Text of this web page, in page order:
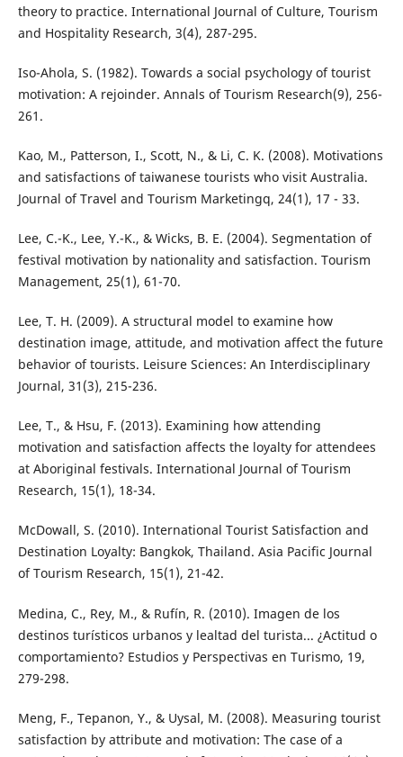
theory to practice. International Journal of Culture, Tourism
and Hospitality Research, 3(4), 287-295.
Iso-Ahola, S. (1982). Towards a social psychology of tourist
motivation: A rejoinder. Annals of Tourism Research(9), 256-
261.
Kao, M., Patterson, I., Scott, N., & Li, C. K. (2008). Motivations
and satisfactions of taiwanese tourists who visit Australia.
Journal of Travel and Tourism Marketingq, 24(1), 17 - 33.
Lee, C.-K., Lee, Y.-K., & Wicks, B. E. (2004). Segmentation of
festival motivation by nationality and satisfaction. Tourism
Management, 25(1), 61-70.
Lee, T. H. (2009). A structural model to examine how
destination image, attitude, and motivation affect the future
behavior of tourists. Leisure Sciences: An Interdisciplinary
Journal, 31(3), 215-236.
Lee, T., & Hsu, F. (2013). Examining how attending
motivation and satisfaction affects the loyalty for attendees
at Aboriginal festivals. International Journal of Tourism
Research, 15(1), 18-34.
McDowall, S. (2010). International Tourist Satisfaction and
Destination Loyalty: Bangkok, Thailand. Asia Pacific Journal
of Tourism Research, 15(1), 21-42.
Medina, C., Rey, M., & Rufín, R. (2010). Imagen de los
destinos turísticos urbanos y lealtad del turista... ¿Actitud o
comportamiento? Estudios y Perspectivas en Turismo, 19,
279-298.
Meng, F., Tepanon, Y., & Uysal, M. (2008). Measuring tourist
satisfaction by attribute and motivation: The case of a